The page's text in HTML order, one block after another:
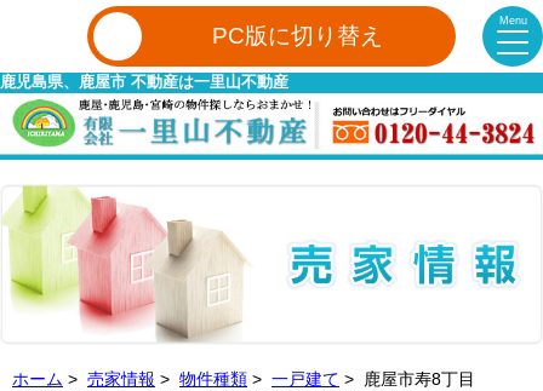
Menu
PC版に切り替え
鹿児島県、鹿屋市 不動産は一里山不動産
ホーム > 売家情報 > 物件種類 > 一戸建て > 鹿屋市寿8丁目